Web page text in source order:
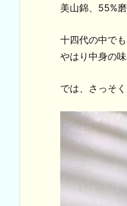
美山錦、55%
十四代の中で
やはり中身の
では、さっそ